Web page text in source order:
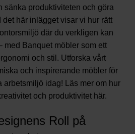
sänka produktiviteten och göra
det här inlägget visar vi hur rätt
där du verkligen kan
med Banquet möbler som ett
och stil. Utforska vårt
och inspirerande möbler för
arbetsmiljö idag! Läs mer om hur
och produktivitet här.
Roll på